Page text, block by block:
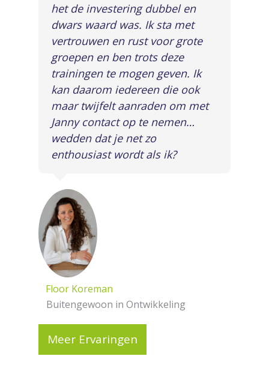
het de investering dubbel en
dwars waard was. Ik sta met
vertrouwen en rust voor grote
groepen en ben trots deze
trainingen te mogen geven. Ik
kan daarom iedereen die ook
maar twijfelt aanraden om met
Janny contact op te nemen…
wedden dat je net zo
enthousiast wordt als ik?
Floor Koreman
Buitengewoon in Ontwikkeling
Meer Ervaringen